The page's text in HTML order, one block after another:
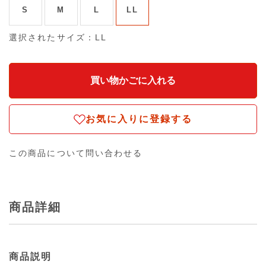
S M L LL
選択されたサイズ：LL
お気に入りに登録する
この商品について問い合わせる
商品詳細
商品説明